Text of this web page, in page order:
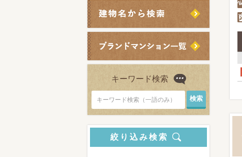
キーワード検索
キーワード検索（一語のみ）
絞り込み検索